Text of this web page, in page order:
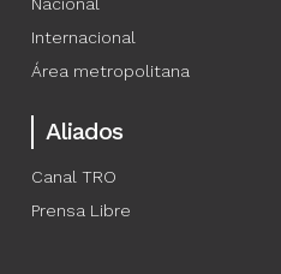
Internacional
Área metropolitana
Aliados
Canal TRO
Prensa Libre